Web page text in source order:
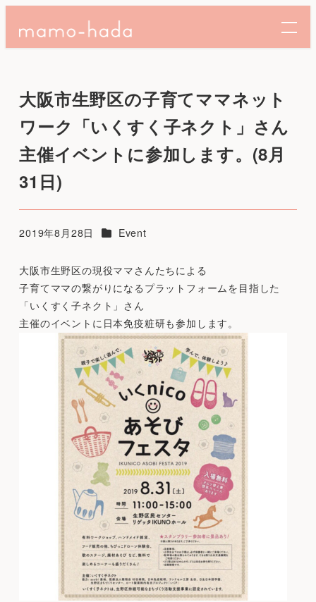
大阪市生野区の子育てママネット
ワーク「いくすく子ネクト」さん
主催イベントに参加します。(8月
31日)
投稿日
2019年8月28日 カテゴリー
Event
大阪市生野区の現役ママさんたちによる
子育てママの繋がりになるプラットフォームを目指した
「いくすく子ネクト」さん
主催のイベントに日本免疫粧研も参加します。